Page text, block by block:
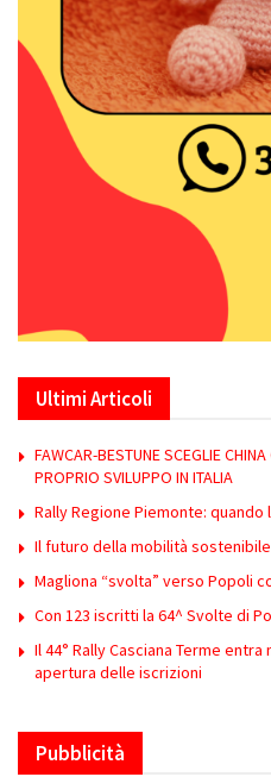
Ultimi Articoli
FAWCAR-BESTUNE SCEGLIE
PROPRIO SVILUPPO IN ITALIA
Rally Regione Piemonte: quando
Il futuro della mobilità
Magliona “svolta” verso Popoli
Con 123 iscritti la 64^ Svolte di
Il 44° Rally Casciana Terme
apertura delle iscrizioni
Pubblicità